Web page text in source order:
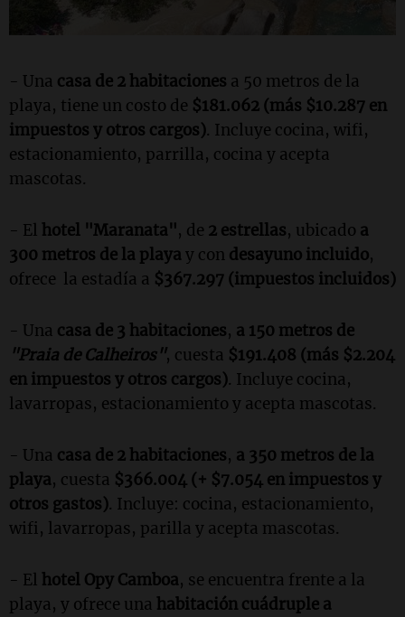
- Una casa de 2 habitaciones a 50 metros de la
playa, tiene un costo de $181.062 (más $10.287 en
impuestos y otros cargos). Incluye cocina, wifi,
estacionamiento, parrilla, cocina y acepta
mascotas.
- El hotel "Maranata", de 2 estrellas, ubicado a
300 metros de la playa y con desayuno incluido,
ofrece la estadía a $367.297 (impuestos incluidos)
- Una casa de 3 habitaciones, a 150 metros de
"Praia de Calheiros", cuesta $191.408 (más $2.204
en impuestos y otros cargos). Incluye cocina,
lavarropas, estacionamiento y acepta mascotas.
- Una casa de 2 habitaciones, a 350 metros de la
playa, cuesta $366.004 (+ $7.054 en impuestos y
otros gastos). Incluye: cocina, estacionamiento,
wifi, lavarropas, parilla y acepta mascotas.
- El hotel Opy Camboa, se encuentra frente a la
playa, y ofrece una habitación cuádruple a